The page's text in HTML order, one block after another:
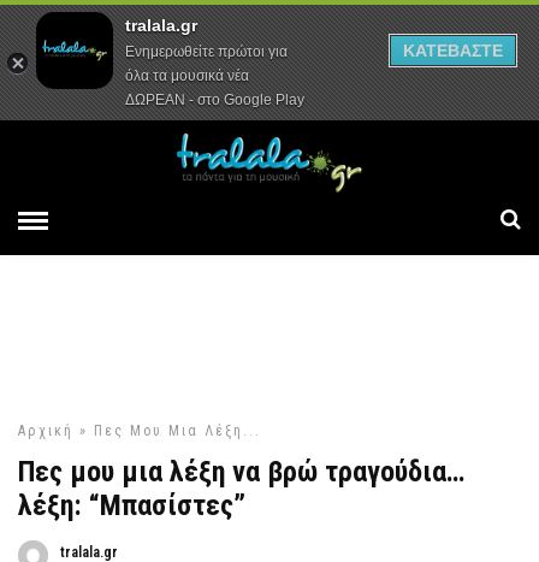
Αρχική Συνεντεύξεις Ρεπορτάζ
Αρχική » Πες Μου Μια Λέξη...
Πες μου μια λέξη να βρώ τραγούδια…
λέξη: “Μπασίστες”
tralala.gr
tralala.gr
Ενημερωθείτε πρώτοι για
όλα τα μουσικά νέα
ΔΩΡΕΑΝ - στο Google Play
ΚΑΤΕΒΑΣΤΕ